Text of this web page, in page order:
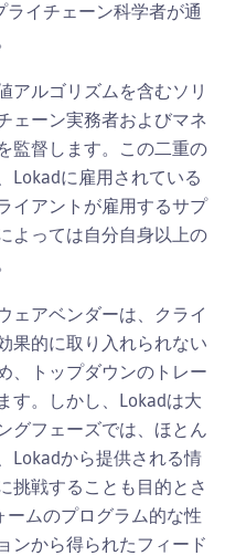
イチェーン科学者が通
アルゴリズムを含むソリ
ェーン実務者およびマネ
監督します。この二重の
Lokadに雇用されている
イアントが雇用するサプ
よっては自分自身以上の
ェアベンダーは、クライ
果的に取り入れられない
、トップダウンのトレー
す。しかし、Lokadは大
グフェーズでは、ほとん
Lokadから提供される情
挑戦することも目的とさ
ムのプログラム的な性
ンから得られたフィード